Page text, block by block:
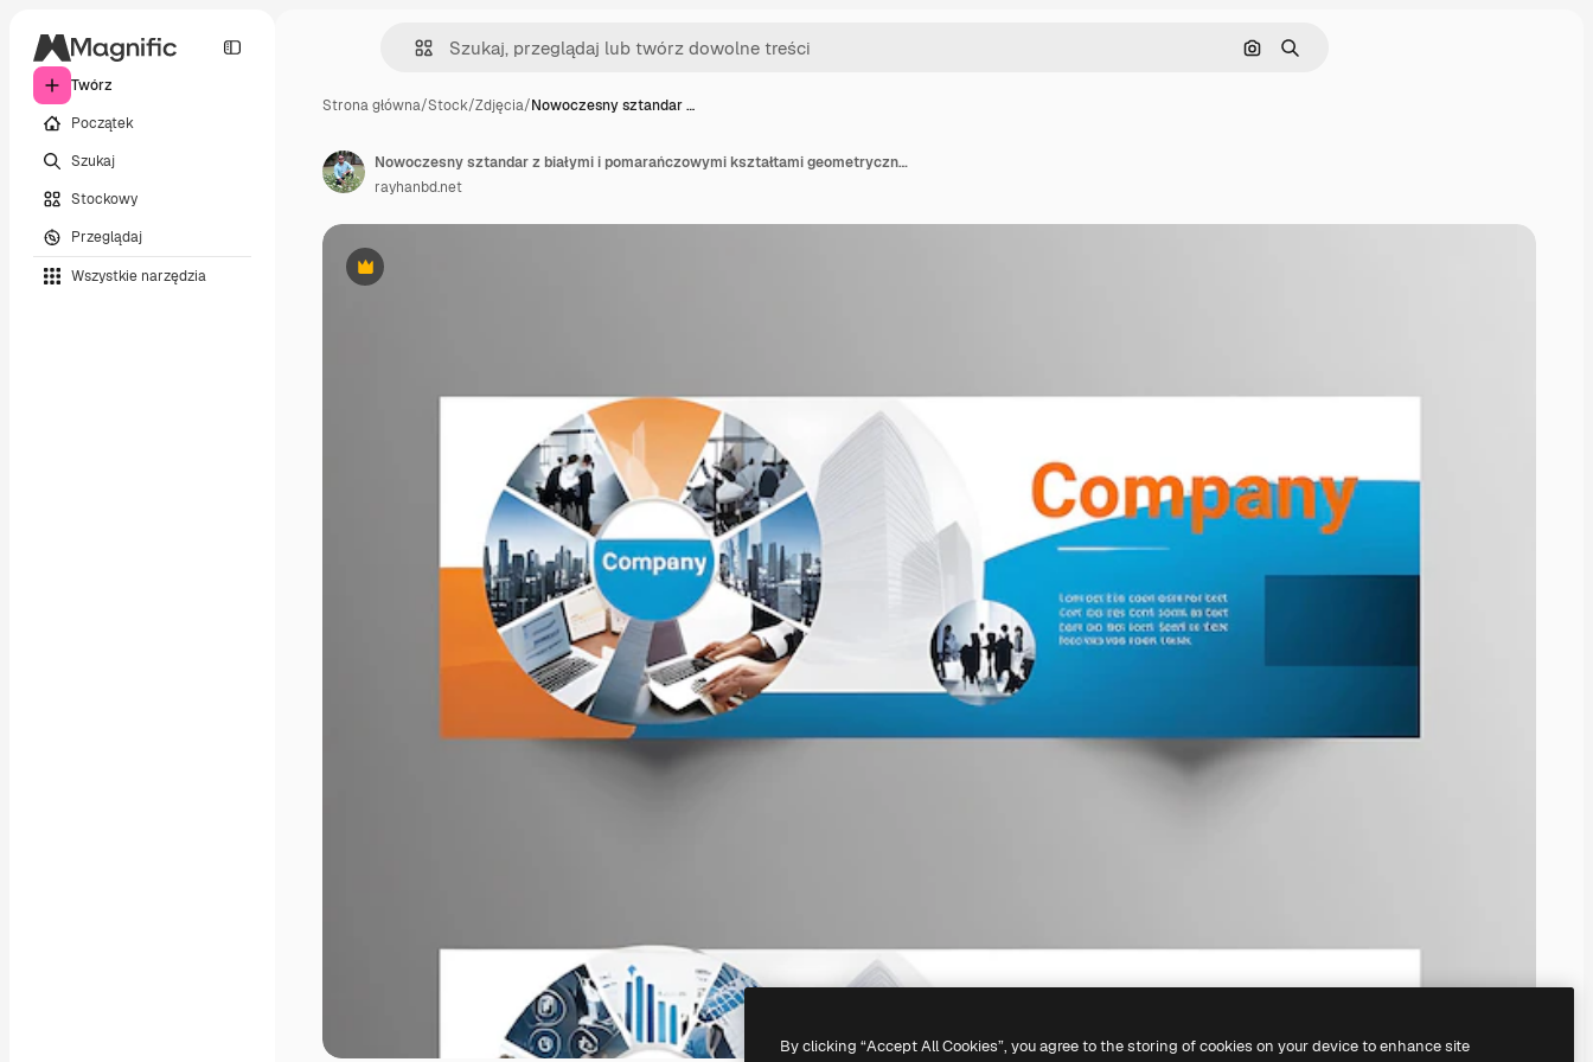
Twórz
Początek
Szukaj
Stockowy
Przeglądaj
Wszystkie narzędzia
Szukaj według obrazu
Szukaj
Strona główna/Stock/Zdjęcia/Nowoczesny sztandar …
Premium
Nowoczesny sztandar z białymi i pomarańczowymi kształtami geometrycznymi
rayhanbd.net
By clicking “Accept All Cookies”, you agree to the storing of cookies on your device to enhance site